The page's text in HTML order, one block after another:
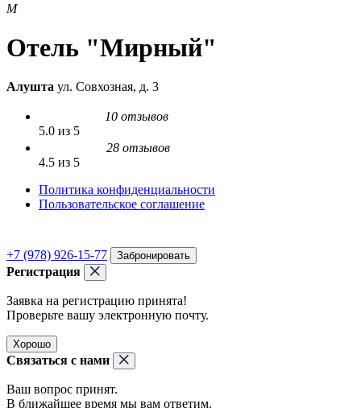
М
Отель "Мирный"
Алушта ул. Совхозная, д. 3
10 отзывов
5.0 из 5
28 отзывов
4.5 из 5
Политика конфиденциальности
Пользовательское соглашение
+7 (978) 926-15-77 Забронировать
Регистрация
Заявка на регистрацию принята!
Проверьте вашу электронную почту.
Хорошо
Связаться с нами
Ваш вопрос принят.
В ближайшее время мы вам ответим.